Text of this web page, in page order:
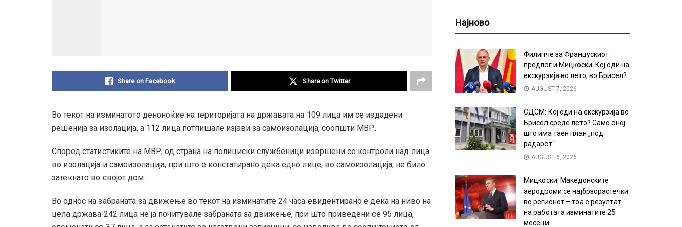
Share on Facebook Share on Twitter
Во текот на изминатото деноноќие на територијата на државата на 109 лица им се издадени
решенија за изолација, а 112 лица потпишале изјави за самоизолација, соопшти МВР.
Според статистиките на МВР, од страна на полициски службеници извршени се контроли над лица
во изолација и самоизолација, при што е констатирано дека едно лице, во самоизолација, не било
затекнато во својот дом.
Во однос на забраната за движење во текот на изминатите 24 часа евидентирано е дека на ниво на
цела држава 242 лица не ја почитувале забраната за движење, при што приведени се 95 лица,
Најново
Филипче за Францускиот
предлог и Мицкоски: Кој оди на
екскурзија во лето, во Брисел?
AUGUST 7, 2026
СДСМ: Кој оди на екскурзија во
Брисел среде лето? Само оној
што има таен план „под
радарот“
AUGUST 6, 2026
Мицкоски: Македонските
аеродроми се најбрзорастечки
во регионот – тоа е резултат
на работата изминатите 25
месеци